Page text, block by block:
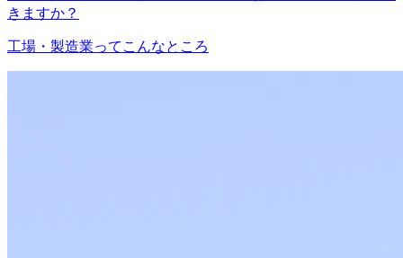
きますか？
工場・製造業ってこんなところ